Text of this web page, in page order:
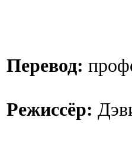
Перевод:
Режиссёр: